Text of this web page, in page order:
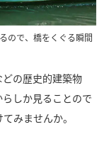
ので、橋をくぐる瞬間
どの歴史的建築物
しか見ることので
みませんか。